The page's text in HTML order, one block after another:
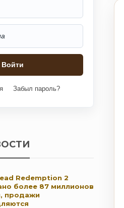
Забыл пароль?
Redemption 2
более 87 миллионов
продажи